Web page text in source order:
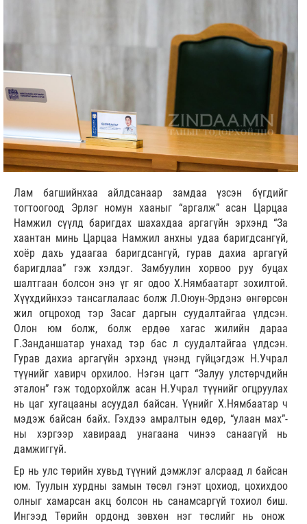
Лам багшийнхаа айлдсанаар замдаа үзсэн бүгдийг
тогтоогоод Эрлэг номун хааныг “аргалж” асан Царцаа
Намжил сүүлд баригдах шахахдаа аргагүйн эрхэнд “За
хаантан минь Царцаа Намжил анхны удаа баригдсангүй,
хоёр дахь удаагаа баригдсангүй, гурав дахиа аргагүй
баригдлаа” гэж хэлдэг. Замбуулин хорвоо руу буцах
шалтгаан болсон энэ үг яг одоо Х.Нямбаатарт зохилтой.
Хүүхдийнхээ тансаглалаас болж Л.Оюун-Эрдэнэ өнгөрсөн
жил огцроход тэр Засаг даргын суудалтайгаа үлдсэн.
Олон юм болж, болж ердөө хагас жилийн дараа
Г.Занданшатар унахад тэр бас л суудалтайгаа үлдсэн.
Гурав дахиа аргагүйн эрхэнд үнэнд гүйцэгдэж Н.Учрал
түүнийг хавирч орхилоо. Нэгэн цагт “Залуу улстөрчдийн
эталон” гэж тодорхойлж асан Н.Учрал түүнийг огцруулах
нь цаг хугацааны асуудал байсан. Үүнийг Х.Нямбаатар ч
мэдэж байсан байх. Гэхдээ амралтын өдөр, “улаан мах”-
ны хэргээр хавираад унагаана чинээ санаагүй нь
дамжиггүй.
Ер нь улс төрийн хувьд түүний дэмжлэг алсраад л байсан
юм. Туулын хурдны замын төсөл гэнэт цохиод, цохихдоо
олныг хамарсан акц болсон нь санамсаргүй тохиол биш.
Ингээд Төрийн ордонд зөвхөн нэг төслийг нь онож